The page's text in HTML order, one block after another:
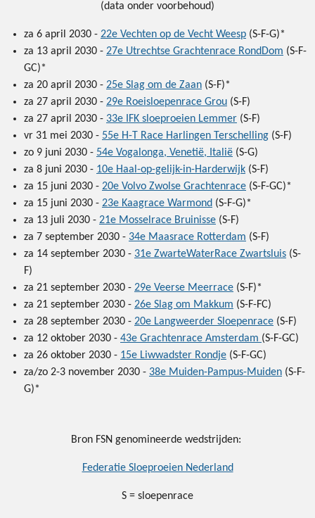
(data onder voorbehoud)
za 6 april 2030 - 22e Vechten op de Vecht Weesp (S-F-G)*
za 13 april 2030 - 27e Utrechtse Grachtenrace RondDom (S-F-
GC)*
za 20 april 2030 - 25e Slag om de Zaan (S-F)*
za 27 april 2030 - 29e Roeisloepenrace Grou (S-F)
za 27 april 2030 - 33e IFK sloeproeien Lemmer (S-F)
vr 31 mei 2030 - 55e H-T Race Harlingen Terschelling (S-F)
zo 9 juni 2030 - 54e Vogalonga, Venetië, Italië (S-G)
za 8 juni 2030 - 10e Haal-op-gelijk-in-Harderwijk (S-F)
za 15 juni 2030 - 20e Volvo Zwolse Grachtenrace (S-F-GC)*
za 15 juni 2030 - 23e Kaagrace Warmond (S-F-G)*
za 13 juli 2030 - 21e Mosselrace Bruinisse (S-F)
za 7 september 2030 - 34e Maasrace Rotterdam (S-F)
za 14 september 2030 - 31e ZwarteWaterRace Zwartsluis (S-
F)
za 21 september 2030 - 29e Veerse Meerrace (S-F)*
za 21 september 2030 - 26e Slag om Makkum (S-F-FC)
za 28 september 2030 - 20e Langweerder Sloepenrace (S-F)
za 12 oktober 2030 - 43e Grachtenrace Amsterdam (S-F-GC)
za 26 oktober 2030 - 15e Liwwadster Rondje (S-F-GC)
za/zo 2-3 november 2030 - 38e Muiden-Pampus-Muiden (S-F-
G)*
Bron FSN genomineerde wedstrijden:
Federatie Sloeproeien Nederland
S = sloepenrace